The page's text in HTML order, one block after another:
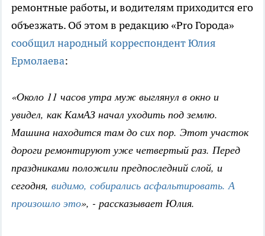
ремонтные работы, и водителям приходится его
объезжать. Об этом в редакцию «Pro Города»
сообщил народный корреспондент Юлия
Ермолаева:
«Около 11 часов утра муж выглянул в окно и
увидел, как КамАЗ начал уходить под землю.
Машина находится там до сих пор. Этот участок
дороги ремонтируют уже четвертый раз. Перед
праздниками положили предпоследний слой, и
сегодня, видимо, собирались асфальтировать. А
произошло это», - рассказывает Юлия.